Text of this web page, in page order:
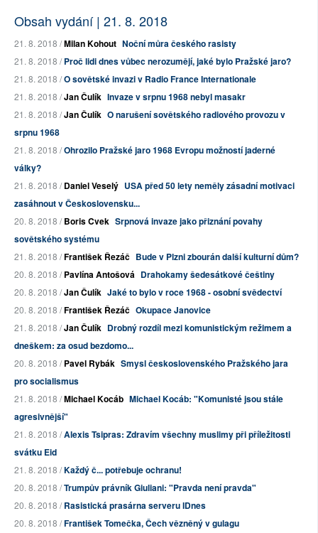
Obsah vydání | 21. 8. 2018
21. 8. 2018 /Milan Kohout Noční můra českého rasisty
21. 8. 2018 /Proč lidi dnes vůbec nerozumějí, jaké bylo Pražské jaro?
21. 8. 2018 /O sovětské invazi v Radio France Internationale
21. 8. 2018 /Jan Čulík Invaze v srpnu 1968 nebyl masakr
21. 8. 2018 /Jan Čulík O narušení sovětského radiového provozu v
srpnu 1968
21. 8. 2018 /Ohrozilo Pražské jaro 1968 Evropu možností jaderné
války?
21. 8. 2018 /Daniel Veselý USA před 50 lety neměly zásadní motivaci
zasáhnout v Československu...
20. 8. 2018 /Boris Cvek Srpnová invaze jako přiznání povahy
sovětského systému
21. 8. 2018 /František Řezáč Bude v Plzni zbourán další kulturní dům?
20. 8. 2018 /Pavlína Antošová Drahokamy šedesátkové češtiny
20. 8. 2018 /Jan Čulík Jaké to bylo v roce 1968 - osobní svědectví
20. 8. 2018 /František Řezáč Okupace Janovice
21. 8. 2018 /Jan Čulík Drobný rozdíl mezi komunistickým režimem a
dneškem: za osud bezdomo...
20. 8. 2018 /Pavel Rybák Smysl československého Pražského jara
pro socialismus
21. 8. 2018 /Michael Kocáb Michael Kocáb: "Komunisté jsou stále
agresivnější"
21. 8. 2018 /Alexis Tsipras: Zdravím všechny muslimy při příležitosti
svátku Eid
21. 8. 2018 /Každý č... potřebuje ochranu!
20. 8. 2018 /Trumpův právník Giuliani: "Pravda není pravda"
20. 8. 2018 /Rasistická prasárna serveru IDnes
20. 8. 2018 /František Tomečka, Čech vězněný v gulagu